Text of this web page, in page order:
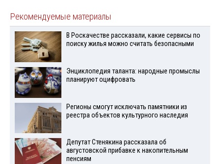
Рекомендуемые материалы
В Роскачестве рассказали, какие сервисы по
поиску жилья можно считать безопасными
Энциклопедия таланта: народные промыслы
планируют оцифровать
Регионы смогут исключать памятники из
реестра объектов культурного наследия
Депутат Стенякина рассказала об
августовской прибавке к накопительным
пенсиям